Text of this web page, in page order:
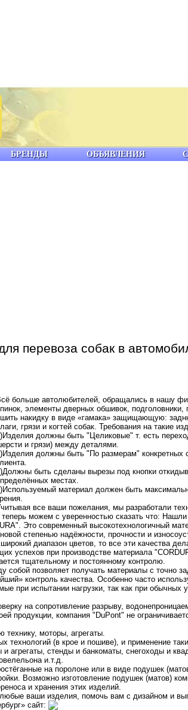
перевоза собак в
больше автолюбителей, обращались в нашу
элементы дверных обшивок,
накидку в виде «гамака» защищающую:
грязи и когтей собак. Требования на такие
должны быть "Целиковые" т. есть
и грязи) между деталями.
должны быть "По размерам" конкретных
быть сделаны вырезы под кнопки
местах.
материал должен быть
все ваши пожелания, мы разработали
можем с уверенностью сказать что:
Это современный высокотехнологичный
степенью надёжности, прочности и
диапазон цветов, то все эти качества
успехов при производстве материала
тщательному и постоянному контролю.
собой позволяет получать материалы с точно
контроль качества. Особенно часто
при испытании нагрузки, так как при обычных
на сопротивление разрыву,
продукции, компания "DuPont" не
моторы, агрегаты.
технологий (в крое и пошиве), и применение
агрегаты, стенды и банкоматы, снегоходы и
и.т.д.
на поролоне или в виде подушек
Возможно изготовление подушек (матов)
и хранения этих изделий.
ваши изделия, помочь вам с дизайном и
сайт:
БРЕНДЫ ОБЪЯВЛЕНИЯ